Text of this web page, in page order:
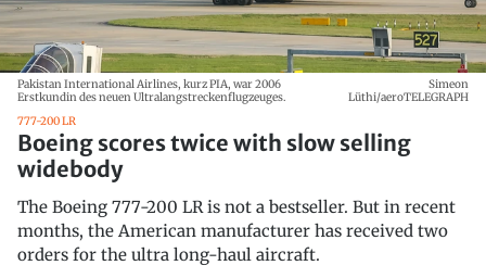
Pakistan International Airlines, kurz PIA, war 2006
Erstkundin des neuen Ultralangstreckenflugzeuges.
Simeon
Lüthi/aeroTELEGRAPH
777-200 LR
Boeing scores twice with slow selling
widebody
The Boeing 777-200 LR is not a bestseller. But in recent
months, the American manufacturer has received two
orders for the ultra long-haul aircraft.